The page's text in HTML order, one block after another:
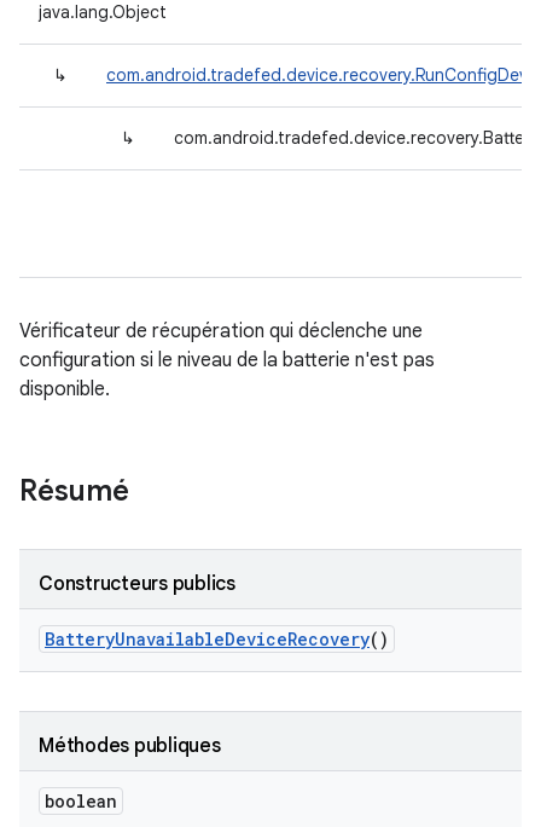
java.lang.Object
↳
↳
Vérificateur de récupération qui déclenche une
configuration si le niveau de la batterie n'est pas
disponible.
Résumé
Constructeurs publics
BatteryUnavailableDeviceRecovery()
Méthodes publiques
boolean